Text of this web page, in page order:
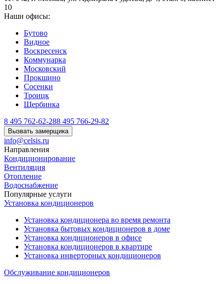
10
Наши офисы:
Бутово
Видное
Воскресенск
Коммунарка
Московский
Прокшино
Сосенки
Троицк
Щербинка
8 495 762-62-288 495 766-29-82
Вызвать замерщика
info@celsis.ru
Направления
Кондиционирование
Вентиляция
Отопление
Водоснабжение
Популярные услуги
Установка кондиционеров
Установка кондиционера во время ремонта
Установка бытовых кондиционеров в доме
Установка кондиционеров в офисе
Установка кондиционеров в квартире
Установка инверторных кондиционеров
Обслуживание кондиционеров